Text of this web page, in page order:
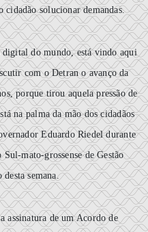
cidadão solucionar demandas.
do mundo, está vindo aqui
com o Detran o avanço da
porque tirou aquela pressão de
na palma da mão dos cidadãos
Eduardo Riedel durante
mato-grossense de Gestão
semana.
assinatura de um Acordo de